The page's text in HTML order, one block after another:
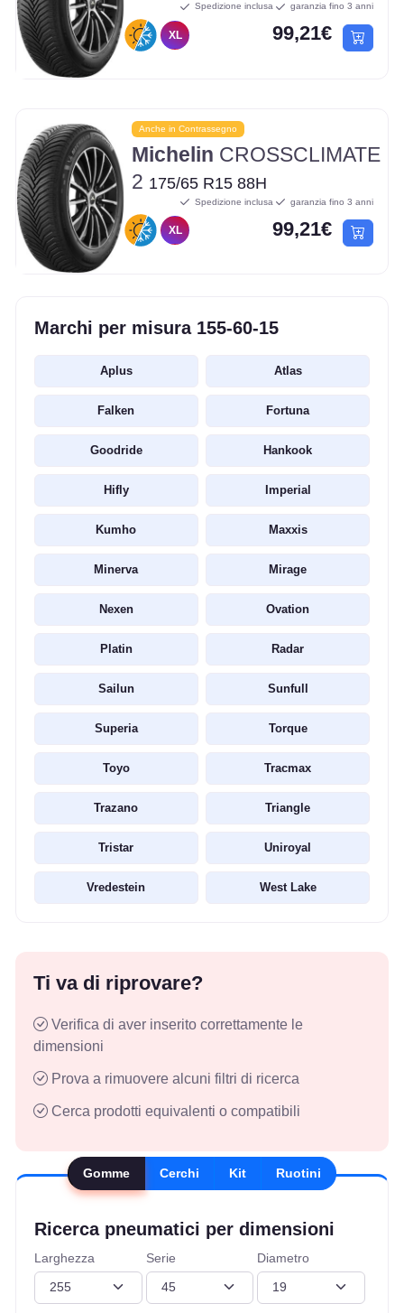
XL
Spedizione inclusa garanzia fino 3 anni
99,21€
Anche in Contrassegno
Michelin CROSSCLIMATE
2 175/65 R15 88H
XL
Spedizione inclusa garanzia fino 3 anni
99,21€
Marchi per misura 155-60-15
Aplus Atlas
Falken Fortuna
Goodride Hankook
Hifly Imperial
Kumho Maxxis
Minerva Mirage
Nexen Ovation
Platin Radar
Sailun Sunfull
Superia Torque
Toyo Tracmax
Trazano Triangle
Tristar Uniroyal
Vredestein West Lake
Ti va di riprovare?
Verifica di aver inserito correttamente le
dimensioni
Prova a rimuovere alcuni filtri di ricerca
Cerca prodotti equivalenti o compatibili
Gomme Cerchi Kit Ruotini
Ricerca pneumatici per dimensioni
Larghezza Serie Diametro